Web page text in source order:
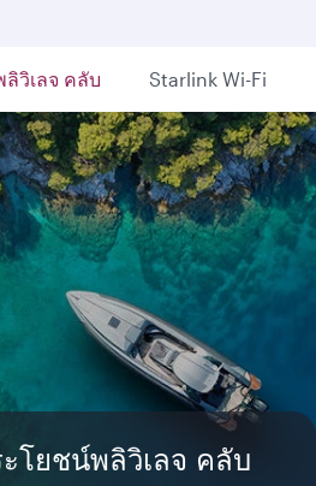
ลิวิเลจ คลับ Starlink Wi-Fi
โยชน์พลิวิเลจ คลับ
ร็วและฟรี
กับคิวสวีท
ดจำ ซึ่งนิยามของความหรูหราถูก
มสิทธิประโยชน์
นตาตื่นใจของ The ORCHARD